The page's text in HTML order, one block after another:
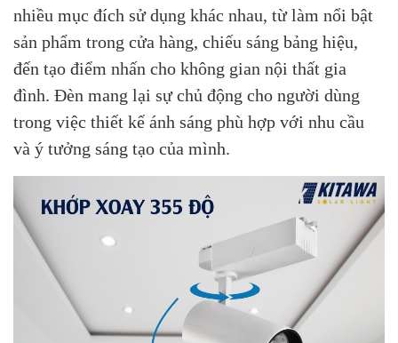
nhiều mục đích sử dụng khác nhau, từ làm nổi bật
sản phẩm trong cửa hàng, chiếu sáng bảng hiệu,
đến tạo điểm nhấn cho không gian nội thất gia
đình. Đèn mang lại sự chủ động cho người dùng
trong việc thiết kế ánh sáng phù hợp với nhu cầu
và ý tưởng sáng tạo của mình.